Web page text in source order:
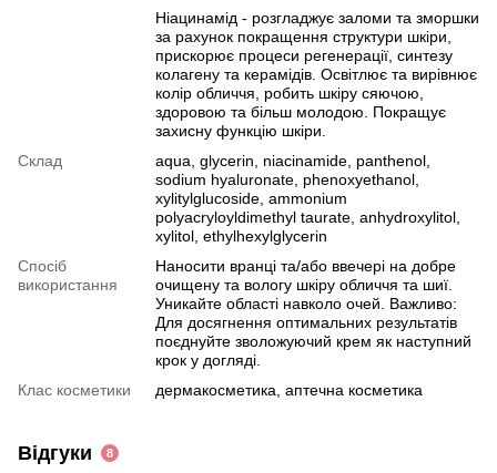
Ніацинамід - розгладжує заломи та зморшки
за рахунок покращення структури шкіри,
прискорює процеси регенерації, синтезу
колагену та керамідів. Освітлює та вирівнює
колір обличчя, робить шкіру сяючою,
здоровою та більш молодою. Покращує
захисну функцію шкіри.
Склад
aqua, glycerin, niacinamide, panthenol,
sodium hyaluronate, phenoxyethanol,
xylitylglucoside, ammonium
polyacryloyldimethyl taurate, anhydroxylitol,
xylitol, ethylhexylglycerin
Спосіб
використання
Наносити вранці та/або ввечері на добре
очищену та вологу шкіру обличчя та шиї.
Уникайте області навколо очей. Важливо:
Для досягнення оптимальних результатів
поєднуйте зволожуючий крем як наступний
крок у догляді.
Клас косметики
дермакосметика, аптечна косметика
Відгуки 8